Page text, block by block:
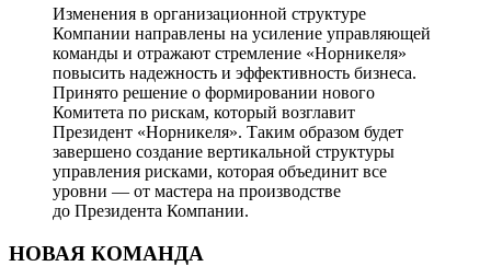
Изменения в организационной структуре
Компании направлены на усиление управляющей
команды и отражают стремление «Норникеля»
повысить надежность и эффективность бизнеса.
Принято решение о формировании нового
Комитета по рискам, который возглавит
Президент «Норникеля». Таким образом будет
завершено создание вертикальной структуры
управления рисками, которая объединит все
уровни — от мастера на производстве
до Президента Компании.
НОВАЯ КОМАНДА